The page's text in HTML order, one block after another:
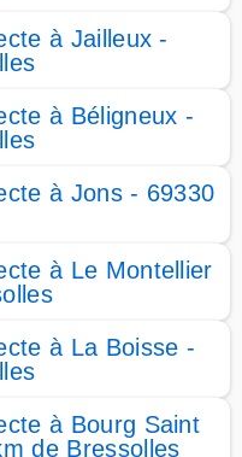
à Jailleux -
à Béligneux -
à Jons - 69330
à Le Montellier
à La Boisse -
à Bourg Saint
de Bressolles